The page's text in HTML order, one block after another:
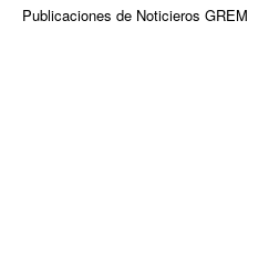
Publicaciones de Noticieros GREM